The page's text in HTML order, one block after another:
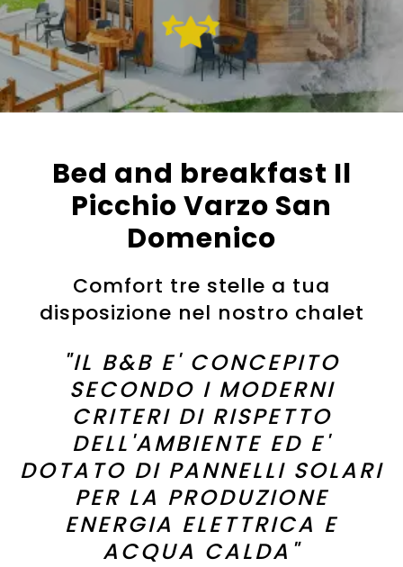
Bed and breakfast Il
Picchio Varzo San
Domenico
Comfort tre stelle a tua
disposizione nel nostro chalet
"IL B&B E' CONCEPITO
SECONDO I MODERNI
CRITERI DI RISPETTO
DELL'AMBIENTE ED E'
DOTATO DI PANNELLI SOLARI
PER LA PRODUZIONE
ENERGIA ELETTRICA E
ACQUA CALDA"